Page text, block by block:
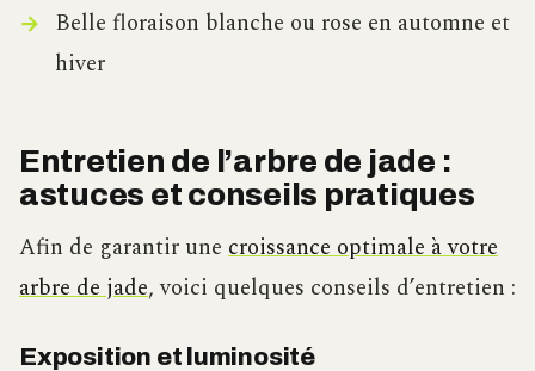
Belle floraison blanche ou rose en automne et
hiver
Entretien de l’arbre de jade :
astuces et conseils pratiques
Afin de garantir une croissance optimale à votre
arbre de jade, voici quelques conseils d’entretien :
Exposition et luminosité